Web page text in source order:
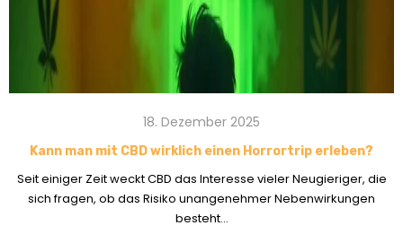
18. Dezember 2025
Kann man mit CBD wirklich einen Horrortrip erleben?
Seit einiger Zeit weckt CBD das Interesse vieler Neugieriger, die
sich fragen, ob das Risiko unangenehmer Nebenwirkungen
besteht...